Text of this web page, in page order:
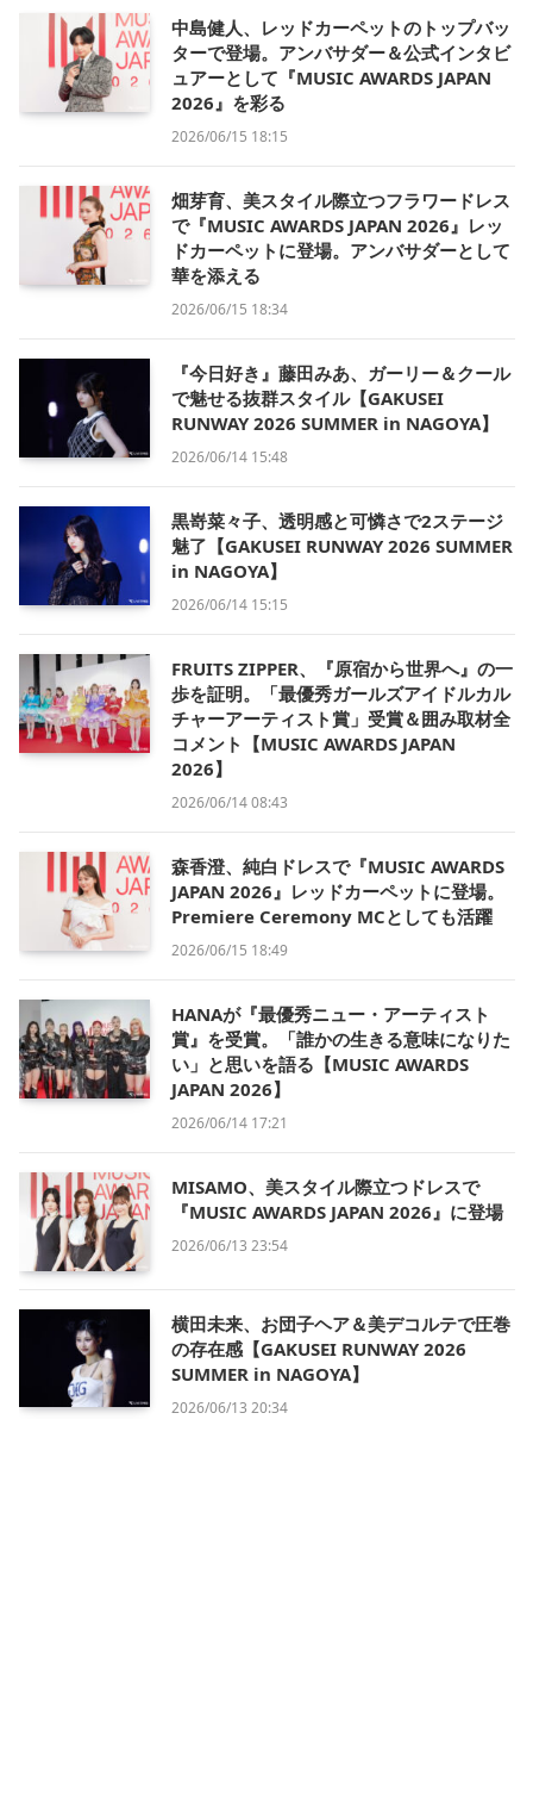
中島健人、レッドカーペットのトップバッ
ターで登場。アンバサダー＆公式インタビ
ュアーとして『MUSIC AWARDS JAPAN
2026』を彩る
2026/06/15 18:15
畑芽育、美スタイル際立つフラワードレス
で『MUSIC AWARDS JAPAN 2026』レッ
ドカーペットに登場。アンバサダーとして
華を添える
2026/06/15 18:34
『今日好き』藤田みあ、ガーリー＆クール
で魅せる抜群スタイル【GAKUSEI
RUNWAY 2026 SUMMER in NAGOYA】
2026/06/14 15:48
黒嵜菜々子、透明感と可憐さで2ステージ
魅了【GAKUSEI RUNWAY 2026 SUMMER
in NAGOYA】
2026/06/14 15:15
FRUITS ZIPPER、『原宿から世界へ』の一
歩を証明。「最優秀ガールズアイドルカル
チャーアーティスト賞」受賞＆囲み取材全
コメント【MUSIC AWARDS JAPAN
2026】
2026/06/14 08:43
森香澄、純白ドレスで『MUSIC AWARDS
JAPAN 2026』レッドカーペットに登場。
Premiere Ceremony MCとしても活躍
2026/06/15 18:49
HANAが『最優秀ニュー・アーティスト
賞』を受賞。「誰かの生きる意味になりた
い」と思いを語る【MUSIC AWARDS
JAPAN 2026】
2026/06/14 17:21
MISAMO、美スタイル際立つドレスで
『MUSIC AWARDS JAPAN 2026』に登場
2026/06/13 23:54
横田未来、お団子ヘア＆美デコルテで圧巻
の存在感【GAKUSEI RUNWAY 2026
SUMMER in NAGOYA】
2026/06/13 20:34